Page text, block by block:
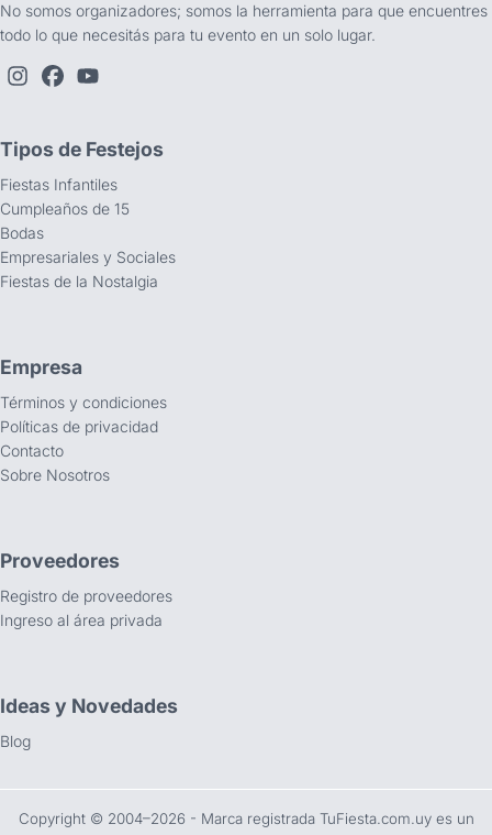
No somos organizadores; somos la herramienta para que encuentres
todo lo que necesitás para tu evento en un solo lugar.
Tipos de Festejos
Fiestas Infantiles
Cumpleaños de 15
Bodas
Empresariales y Sociales
Fiestas de la Nostalgia
Empresa
Términos y condiciones
Políticas de privacidad
Contacto
Sobre Nosotros
Proveedores
Registro de proveedores
Ingreso al área privada
Ideas y Novedades
Blog
Copyright ©️ 2004–2026 - Marca registrada TuFiesta.com.uy es un